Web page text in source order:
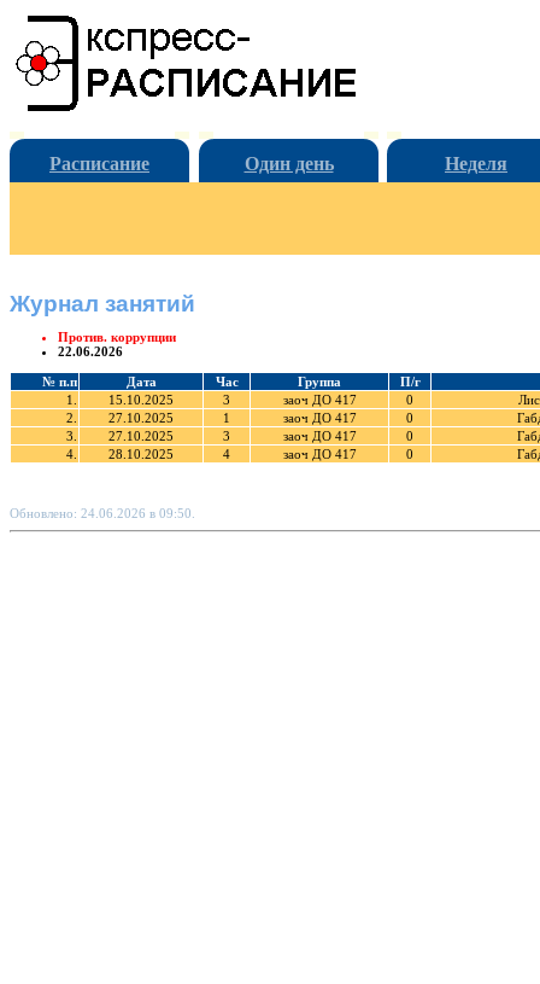
Расписание Один день Неделя
Журнал занятий
Против. коррупции
22.06.2026
№ п.п Дата Час Группа
П/г
1.
15.10.2025 3 заоч ДО 417 0
2.
27.10.2025 1 заоч ДО 417 0
3.
27.10.2025 3 заоч ДО 417 0
4.
28.10.2025 4 заоч ДО 417 0
Обновлено: 24.06.2026 в 09:50.